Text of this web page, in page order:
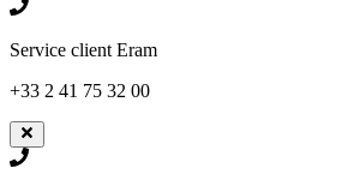
Service client Eram
+33 2 41 75 32 00